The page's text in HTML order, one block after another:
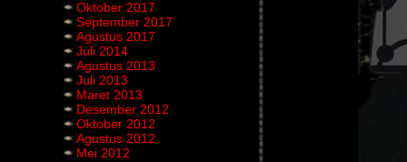
Oktober 2017
September 2017
Agustus 2017
Juli 2014
Agustus 2013
Juli 2013
Maret 2013
Desember 2012
Oktober 2012
Agustus 2012
Mei 2012